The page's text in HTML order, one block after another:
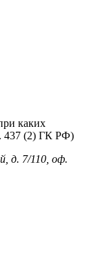
каких
437 (2) ГК РФ)
д. 7/110, оф.